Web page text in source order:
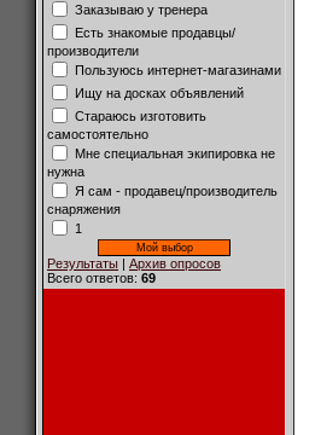
Заказываю у тренера
Есть знакомые продавцы/
производители
Пользуюсь интернет-магазинами
Ищу на досках объявлений
Стараюсь изготовить
самостоятельно
Мне специальная экипировка не
нужна
Я сам - продавец/производитель
снаряжения
1
Результаты | Архив опросов
Всего ответов: 69